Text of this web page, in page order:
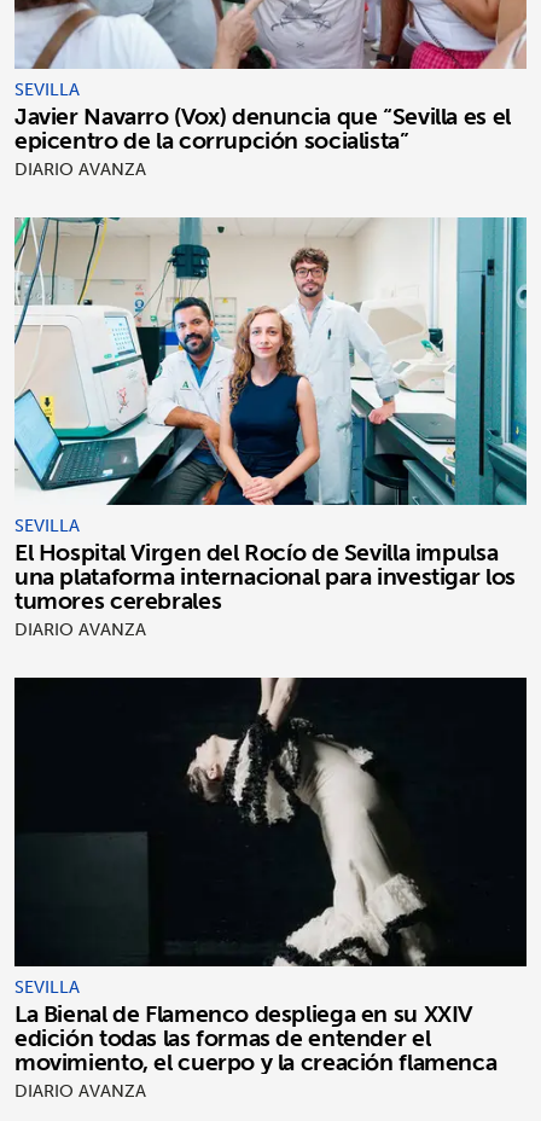
SEVILLA
Javier Navarro (Vox) denuncia que “Sevilla es el
epicentro de la corrupción socialista”
DIARIO AVANZA
SEVILLA
El Hospital Virgen del Rocío de Sevilla impulsa
una plataforma internacional para investigar los
tumores cerebrales
DIARIO AVANZA
SEVILLA
La Bienal de Flamenco despliega en su XXIV
edición todas las formas de entender el
movimiento, el cuerpo y la creación flamenca
DIARIO AVANZA